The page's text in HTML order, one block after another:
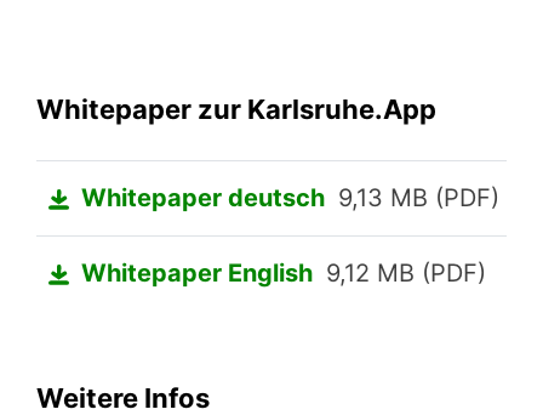
Whitepaper zur Karlsruhe.App
Whitepaper deutsch 9,13 MB (PDF)
Whitepaper English 9,12 MB (PDF)
Weitere Infos